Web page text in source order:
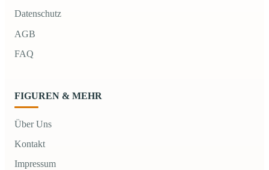
Datenschutz
AGB
FAQ
FIGUREN & MEHR
Über Uns
Kontakt
Impressum